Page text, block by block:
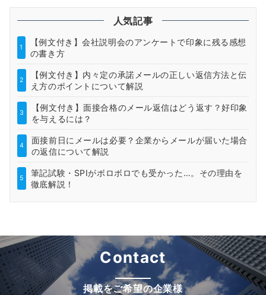
人気記事
1
【例文付き】会社説明会のアンケートで印象に残る感想
の書き方
2
【例文付き】内々定の承諾メールの正しい返信方法と伝
え方のポイントについて解説
3
【例文付き】面接合格のメール返信はどう返す？好印象
を与えるには？
4
面接前日にメールは必要？企業からメールが届いた場合
の返信について解説
5
筆記試験・SPIがボロボロでも受かった…。その理由を
徹底解説！
Contact
掲載をご希望の企業様